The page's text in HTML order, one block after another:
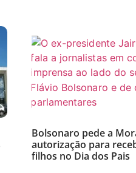
Bolsonaro pede a
autorização para
filhos no Dia dos Pais